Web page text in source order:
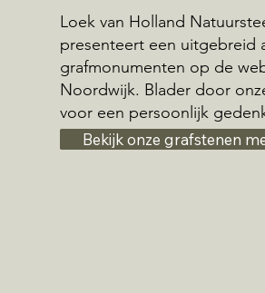
Loek van Holland
presenteert een uitgebreid
grafmonumenten op de
Noordwijk. Blader door
voor een persoonlijk
Bekijk onze grafstenen